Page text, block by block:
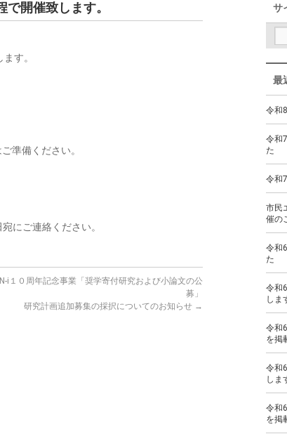
開催致します。
す。
準備ください。
にご連絡ください。
i１０周年記念事業「奨学寄付研究および小論文の公
募」
研究計画追加募集の採択についてのお知らせ →
サ
最
令和
令和
た
令和
市民
催の
令和
た
令和
しま
令和
を掲
令和
しま
令和
を掲